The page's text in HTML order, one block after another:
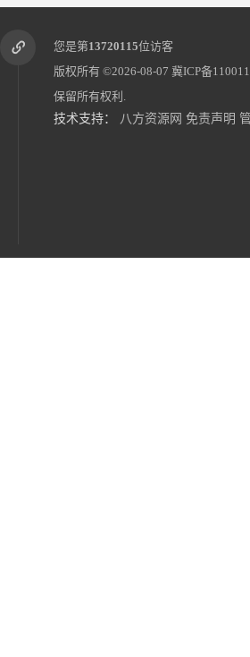
您是第13720115位访客
版权所有 ©2026-08-07 冀ICP备
保留所有权利.
技术支持： 八方资源网 免责声明